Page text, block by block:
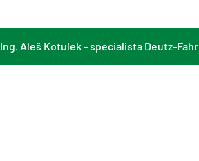
Ing. Aleš Kotulek - specialista Deutz-Fahr